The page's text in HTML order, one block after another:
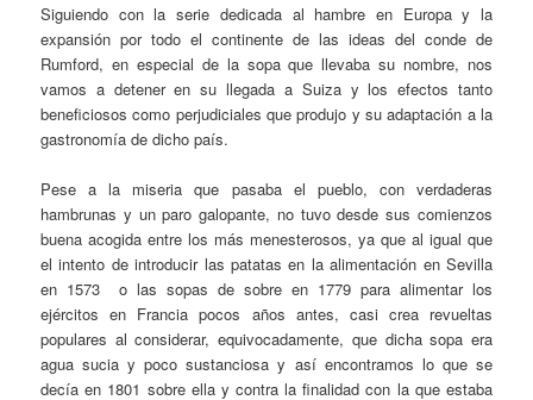
Siguiendo con la serie dedicada al hambre en Europa y la
expansión por todo el continente de las ideas del conde de
Rumford, en especial de la sopa que llevaba su nombre, nos
vamos a detener en su llegada a Suiza y los efectos tanto
beneficiosos como perjudiciales que produjo y su adaptación a la
gastronomía de dicho país.
Pese a la miseria que pasaba el pueblo, con verdaderas
hambrunas y un paro galopante, no tuvo desde sus comienzos
buena acogida entre los más menesterosos, ya que al igual que
el intento de introducir las patatas en la alimentación en Sevilla
en 1573 o las sopas de sobre en 1779 para alimentar los
ejércitos en Francia pocos años antes, casi crea revueltas
populares al considerar, equivocadamente, que dicha sopa era
agua sucia y poco sustanciosa y así encontramos lo que se
decía en 1801 sobre ella y contra la finalidad con la que estaba